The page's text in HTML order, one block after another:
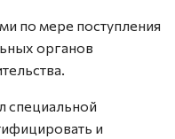
по мере поступления
органов
специальной
и